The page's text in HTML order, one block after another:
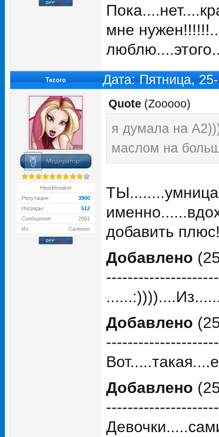
мне
Tezoro Дата: Пятница,
Heartbreaker
Репутация:
3900
Награды:
512
Сообщения:
2991
Из:
Салерно
Quote (Zooooo)
я думала на
маслом на
добавить
Добавлено
Добавлено
Добавлено